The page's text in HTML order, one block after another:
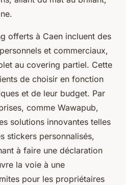
offerts à Caen incluent des
et commerciaux,
au covering partiel. Cette
de choisir en fonction
et de leur budget. Par
comme Wawapub,
solutions innovantes telles
stickers personnalisés,
à faire une déclaration
la voie à une
pour les propriétaires